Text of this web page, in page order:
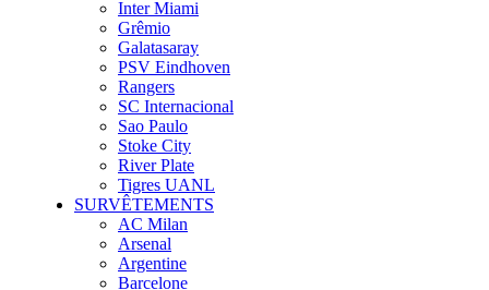
Inter Miami
Grêmio
Galatasaray
PSV Eindhoven
Rangers
SC Internacional
Sao Paulo
Stoke City
River Plate
Tigres UANL
SURVÊTEMENTS
AC Milan
Arsenal
Argentine
Barcelone